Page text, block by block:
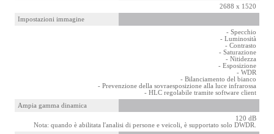
2688 x 1520
Impostazioni immagine
- Specchio
- Luminosità
- Contrasto
- Saturazione
- Nitidezza
- Esposizione
- WDR
- Bilanciamento del bianco
- Prevenzione della sovraesposizione alla luce infrarossa
- HLC regolabile tramite software client
Ampia gamma dinamica
120 dB
Nota: quando è abilitata l'analisi di persone e veicoli, è supportato solo DWDR.